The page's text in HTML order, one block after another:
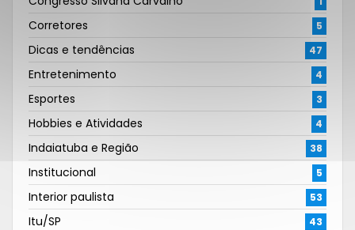
Corretores 5
Dicas e tendências 47
Entretenimento 4
Esportes 3
Hobbies e Atividades 4
Indaiatuba e Região 38
Institucional 5
Interior paulista 53
Itu/SP 43